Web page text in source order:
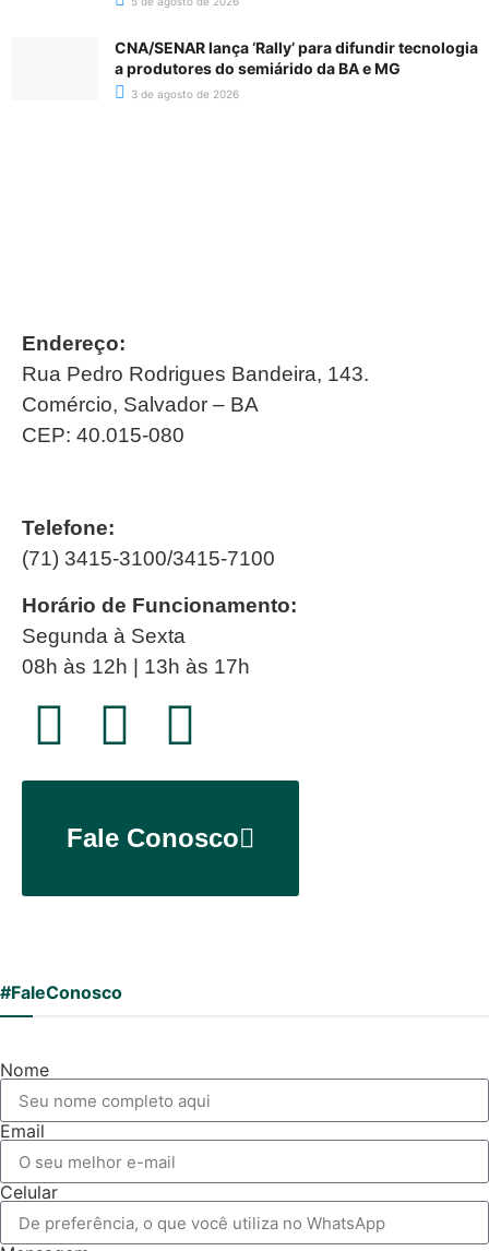
CNA/SENAR lança ‘Rally’ para difundir tecnologia
a produtores do semiárido da BA e MG
3 de agosto de 2026
Endereço:
Rua Pedro Rodrigues Bandeira, 143.
Comércio, Salvador – BA
CEP: 40.015-080
Telefone:
(71) 3415-3100/3415-7100
Horário de Funcionamento:
Segunda à Sexta
08h às 12h | 13h às 17h
Fale Conosco
#FaleConosco
Nome
Email
Celular